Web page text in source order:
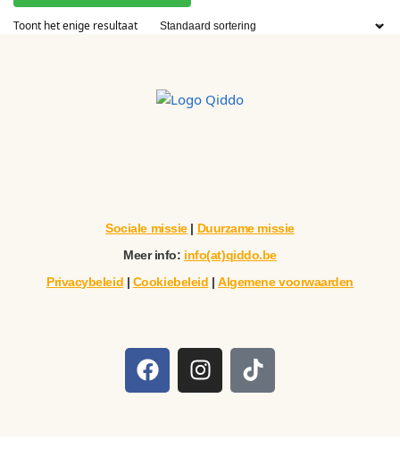
Toont het enige resultaat
Sociale missie| Duurzame missie
Meer info: info(at)qiddo.be
Privacybeleid | Cookiebeleid |Algemene voorwaarden